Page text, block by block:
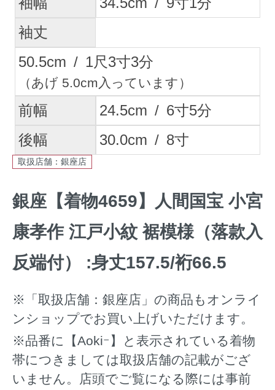
袖丈
50.5cm / 1尺3寸3分
（あげ 5.0cm入っています）
前幅 24.5cm / 6寸5分
後幅
30.0cm / 8寸
取扱店舗：銀座店
銀座【着物4659】人間国宝 小宮
康孝作 江戸小紋 裾模様（落款入
反端付） :身丈157.5/裄66.5
※「取扱店舗：銀座店」の商品もオンライ
ンショップでお買い上げいただけます。
※品番に【Aokiｰ】と表示されている着物
帯につきましては取扱店舗の記載がござ
いません。店頭でご覧になる際には事前